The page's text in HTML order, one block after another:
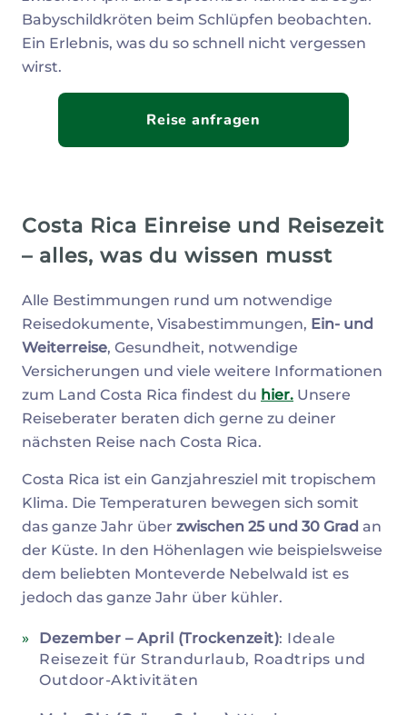
Babyschildkröten beim Schlüpfen beobachten.
Ein Erlebnis, was du so schnell nicht vergessen
wirst.
Reise anfragen
Costa Rica Einreise und Reisezeit
– alles, was du wissen musst
Alle Bestimmungen rund um notwendige
Reisedokumente, Visabestimmungen, Ein- und
Weiterreise, Gesundheit, notwendige
Versicherungen und viele weitere Informationen
zum Land Costa Rica findest du hier. Unsere
Reiseberater beraten dich gerne zu deiner
nächsten Reise nach Costa Rica.
Costa Rica ist ein Ganzjahresziel mit tropischem
Klima. Die Temperaturen bewegen sich somit
das ganze Jahr über zwischen 25 und 30 Grad an
der Küste. In den Höhenlagen wie beispielsweise
dem beliebten Monteverde Nebelwald ist es
jedoch das ganze Jahr über kühler.
Dezember – April (Trockenzeit): Ideale
Reisezeit für Strandurlaub, Roadtrips und
Outdoor-Aktivitäten